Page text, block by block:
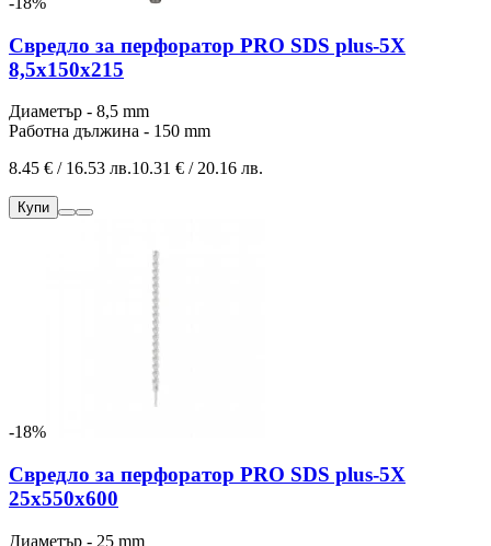
Свредло за перфоратор PRO SDS plus-5X
8,5x150x215
Диаметър - 8,5 mm
Работна дължина - 150 mm
8.45 € / 16.53 лв.10.31 € / 20.16 лв.
Купи
-18%
Свредло за перфоратор PRO SDS plus-5X
25x550x600
Диаметър - 25 mm